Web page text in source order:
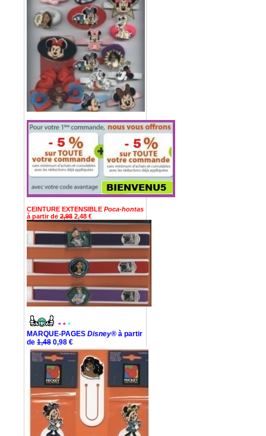
CEINTURE EXTENSIBLE Poca-hontas
à partir de 2,98 2,48 €
* * *
MARQUE-PAGES Disney® à partir
de 1,48 0,98 €